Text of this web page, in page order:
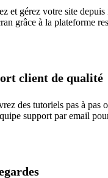
et gérez votre site depuis
grâce à la plateforme
client de qualité
des tutoriels pas à pas
support par email